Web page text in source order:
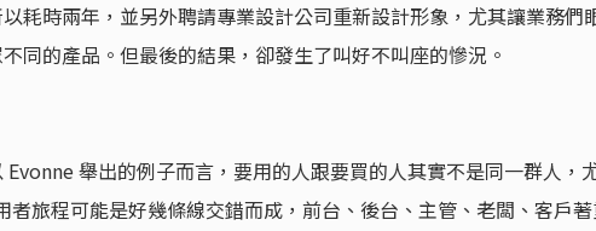
耗時兩年，並另外聘請專業設計公司重新設計形象，尤其讓業務們
同的產品。但最後的結果，卻發生了叫好不叫座的慘況。
舉出的例子而言，要用的人跟要買的人其實不是同一群人，
者旅程可能是好幾條線交錯而成，前台、後台、主管、老闆、客戶